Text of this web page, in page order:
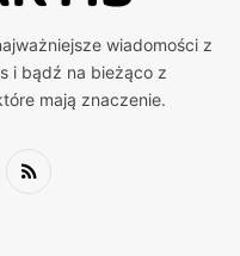
wiadomości z
i bądź na bieżąco z
mają znaczenie.
RSS